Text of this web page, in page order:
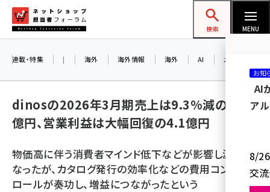
ン
ネットショップ担当者フォーラム
検索 MENU
yahoo (1908)
楽天 (1874)
連載・特集 | 海外 海外情報 海外 AI メタバース
dinosの2026年3月期売上は9.3%減の431
億円、営業利益は大幅回復の4.1億円
物価高に伴う消費者マインド低下などが影響し減収と
なったが、カタログ発行の効率化などの費用コント
ロールが奏功し、増益につながったという
お知
AI
ア
8/26
交